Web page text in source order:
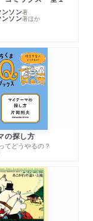
ンソン著
ソン著ほか
の探し方
てどうやるの？